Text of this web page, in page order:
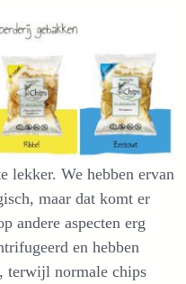
lekker. We hebben ervan
maar dat komt er
andere aspecten erg
en hebben
terwijl normale chips